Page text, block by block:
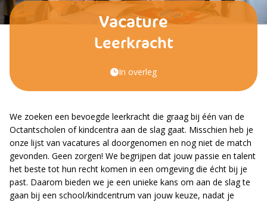
Vacature
Leerkracht
In overleg
We zoeken een bevoegde leerkracht die graag bij één van de
Octantscholen of kindcentra aan de slag gaat. Misschien heb je
onze lijst van vacatures al doorgenomen en nog niet de match
gevonden. Geen zorgen! We begrijpen dat jouw passie en talent
het beste tot hun recht komen in een omgeving die écht bij je
past. Daarom bieden we je een unieke kans om aan de slag te
gaan bij een school/kindcentrum van jouw keuze, nadat je